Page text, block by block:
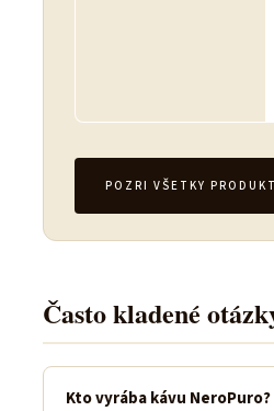
POZRI VŠETKY
Často kladené
Kto vyrába kávu NeroPuro?